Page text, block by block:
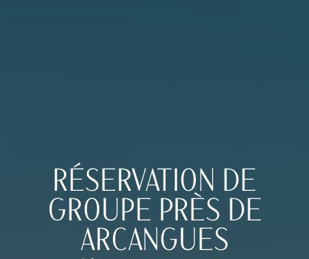
RÉSERVATION DE
GROUPE PRÈS DE
ARCANGUES